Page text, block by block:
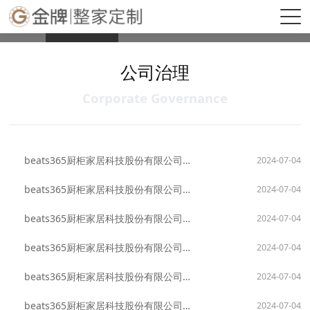
beats365(中国区)-唯一官方网站
公司治理 公司公告
公司治理
beats365厨柜家居科技股份有限公司章程（2024年修订版） 2024-07-04
beats365厨柜家居科技股份有限公司董事会议事规则（2024年修订版） 2024-07-04
beats365厨柜家居科技股份有限公司董事会秘书制度（2024年修订版） 2024-07-04
beats365厨柜家居科技股份有限公司会计师事务所选聘制度（2024年版） 2024-07-04
beats365厨柜家居科技股份有限公司关联交易管理办法（2024年修订版） 2024-07-04
beats365厨柜家居科技股份有限公司独立董事制度（2024年修订版） 2024-07-04